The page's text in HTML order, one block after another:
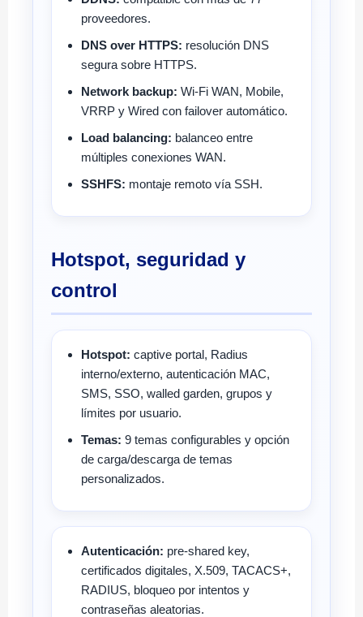
proveedores.
DNS over HTTPS: resolución DNS
segura sobre HTTPS.
Network backup: Wi-Fi WAN, Mobile,
VRRP y Wired con failover automático.
Load balancing: balanceo entre
múltiples conexiones WAN.
SSHFS: montaje remoto vía SSH.
Hotspot, seguridad y
control
Hotspot: captive portal, Radius
interno/externo, autenticación MAC,
SMS, SSO, walled garden, grupos y
límites por usuario.
Temas: 9 temas configurables y opción
de carga/descarga de temas
personalizados.
Autenticación: pre-shared key,
certificados digitales, X.509, TACACS+,
RADIUS, bloqueo por intentos y
contraseñas aleatorias.